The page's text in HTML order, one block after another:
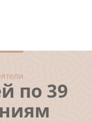
по 39